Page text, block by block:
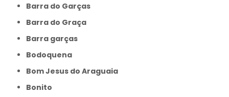
Barra do Garças
Barra do Graça
Barra garças
Bodoquena
Bom Jesus do Araguaia
Bonito